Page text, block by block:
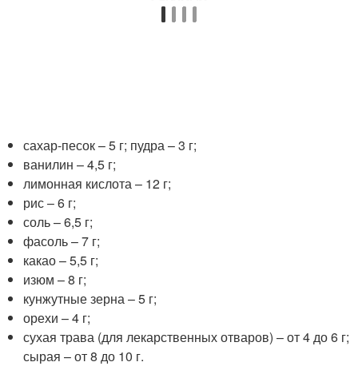
сахар-песок – 5 г; пудра – 3 г;
ванилин – 4,5 г;
лимонная кислота – 12 г;
рис – 6 г;
соль – 6,5 г;
фасоль – 7 г;
какао – 5,5 г;
изюм – 8 г;
кунжутные зерна – 5 г;
орехи – 4 г;
сухая трава (для лекарственных отваров) – от 4 до 6 г;
сырая – от 8 до 10 г.